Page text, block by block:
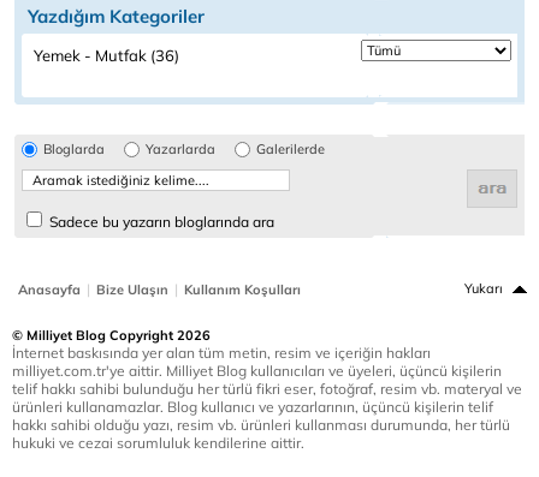
Yazdığım Kategoriler
Yemek - Mutfak (36)
Bloglarda Yazarlarda Galerilerde
Sadece bu yazarın bloglarında ara
Anasayfa | Bize Ulaşın | Kullanım Koşulları Yukarı
© Milliyet Blog Copyright 2026
İnternet baskısında yer alan tüm metin, resim ve içeriğin hakları
milliyet.com.tr'ye aittir. Milliyet Blog kullanıcıları ve üyeleri, üçüncü kişilerin
telif hakkı sahibi bulunduğu her türlü fikri eser, fotoğraf, resim vb. materyal ve
ürünleri kullanamazlar. Blog kullanıcı ve yazarlarının, üçüncü kişilerin telif
hakkı sahibi olduğu yazı, resim vb. ürünleri kullanması durumunda, her türlü
hukuki ve cezai sorumluluk kendilerine aittir.